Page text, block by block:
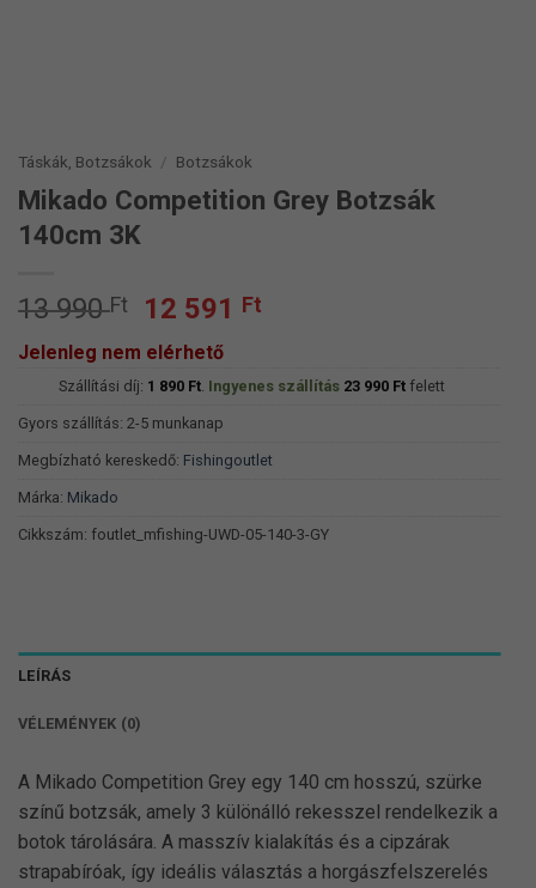
Táskák, Botzsákok / Botzsákok
Mikado Competition Grey Botzsák
140cm 3K
13 990Ft
Original
price
was:
13
990 Ft.
12 591 Ft
12
Jelenleg nem elérhető
Szállítási díj: 1 890 Ft. Ingyenes szállítás 23 990 Ftfelett
Gyors szállítás: 2-5 munkanap
Megbízható kereskedő: Fishingoutlet
Márka: Mikado
Cikkszám: foutlet_mfishing-UWD-05-140-3-GY
LEÍRÁS
VÉLEMÉNYEK (0)
A Mikado Competition Grey egy 140 cm hosszú, szürke
színű botzsák, amely 3 különálló rekesszel rendelkezik a
botok tárolására. A masszív kialakítás és a cipzárak
strapabíróak, így ideális választás a horgászfelszerelés